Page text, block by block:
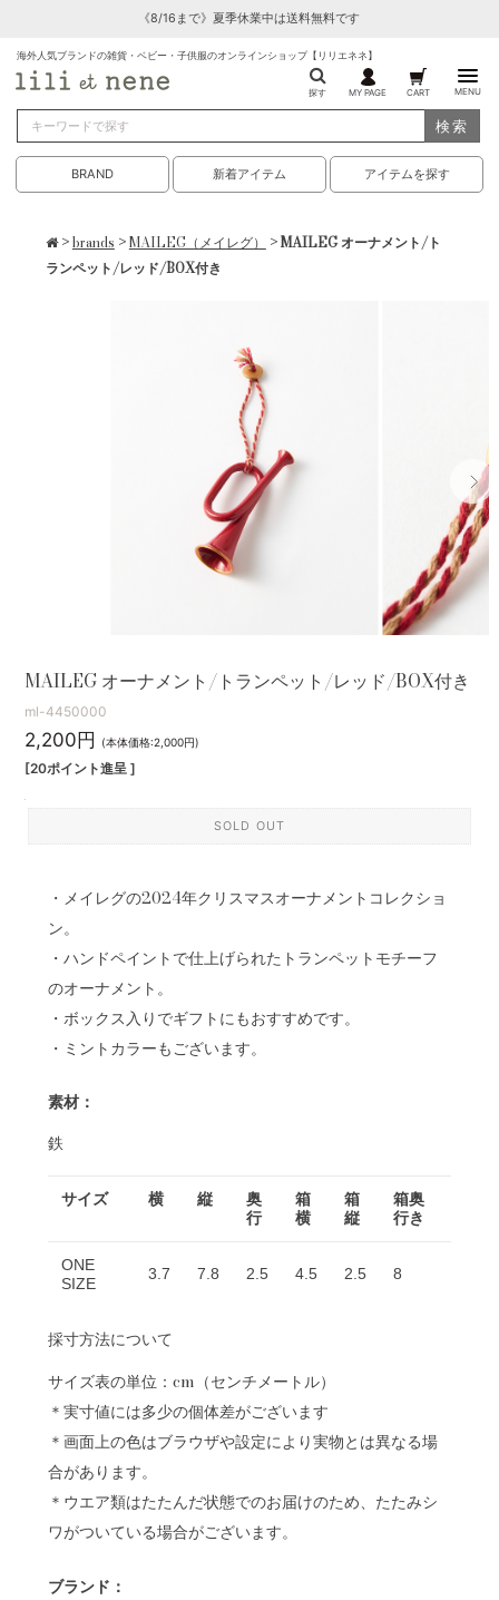
《8/16まで》夏季休業中は送料無料です
海外人気ブランドの雑貨・ベビー・子供服のオンラインショップ【リリエネネ】
探す MY PAGE CART MENU
検索
BRAND 新着アイテム アイテムを探す
>brands >MAILEG（メイレグ） > MAILEG オーナメント/ト
ランペット/レッド/BOX付き
MAILEG オーナメント/トランペット/レッド/BOX付き
ml-4450000
2,200円 (本体価格:2,000円)
[20ポイント進呈 ]
SOLD OUT
・メイレグの2024年クリスマスオーナメントコレクショ
ン。
・ハンドペイントで仕上げられたトランペットモチーフ
のオーナメント。
・ボックス入りでギフトにもおすすめです。
・ミントカラーもございます。
素材：
鉄
サイズ 横 縦
奥
行
箱
横
箱
縦
箱奥
行き
ONE
SIZE
3.7 7.8 2.5 4.5 2.5 8
採寸方法について
サイズ表の単位：cm（センチメートル）
＊実寸値には多少の個体差がございます
＊画面上の色はブラウザや設定により実物とは異なる場
合があります。
＊ウエア類はたたんだ状態でのお届けのため、たたみシ
ワがついている場合がございます。
ブランド：